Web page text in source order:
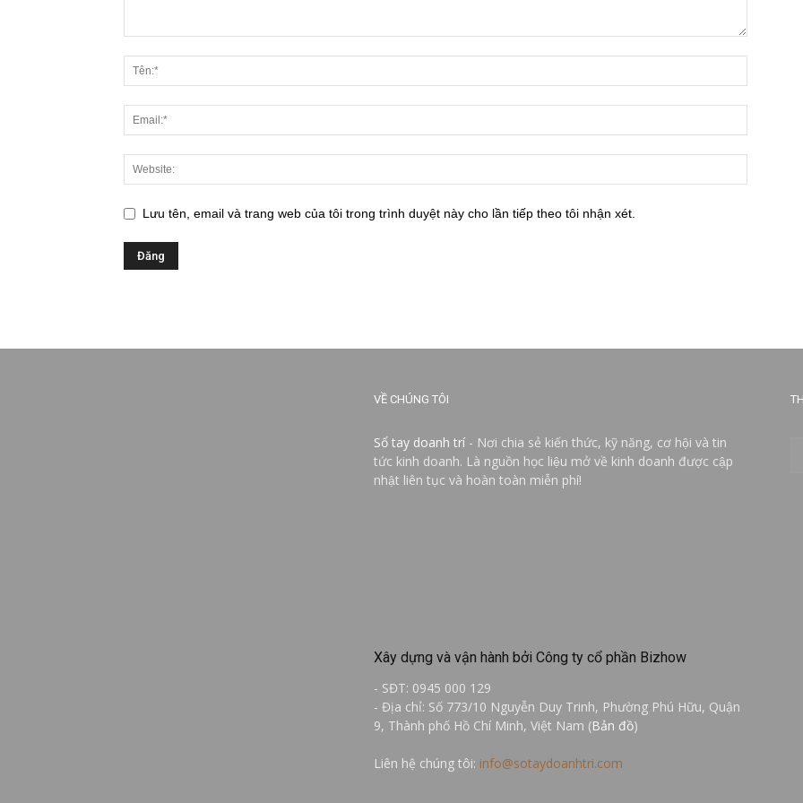
Lưu tên, email và trang web của tôi trong trình duyệt này cho lần tiếp theo tôi nhận xét.
VỀ CHÚNG TÔI
Sổ tay doanh trí - Nơi chia sẻ kiến thức, kỹ năng, cơ hội và tin
tức kinh doanh. Là nguồn học liệu mở về kinh doanh được cập
nhật liên tục và hoàn toàn miễn phí!
Xây dựng và vận hành bởi Công ty cổ phần Bizhow
- SĐT: 0945 000 129
- Địa chỉ: Số 773/10 Nguyễn Duy Trinh, Phường Phú Hữu, Quận
9, Thành phố Hồ Chí Minh, Việt Nam (Bản đồ)
Liên hệ chúng tôi: info@sotaydoanhtri.com